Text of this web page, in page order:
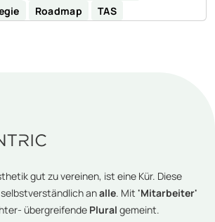
Roadmap TAS
gut zu vereinen, ist eine Kür. Diese
analle. Mit 'Mitarbeiter'
übergreifende Plural gemeint.